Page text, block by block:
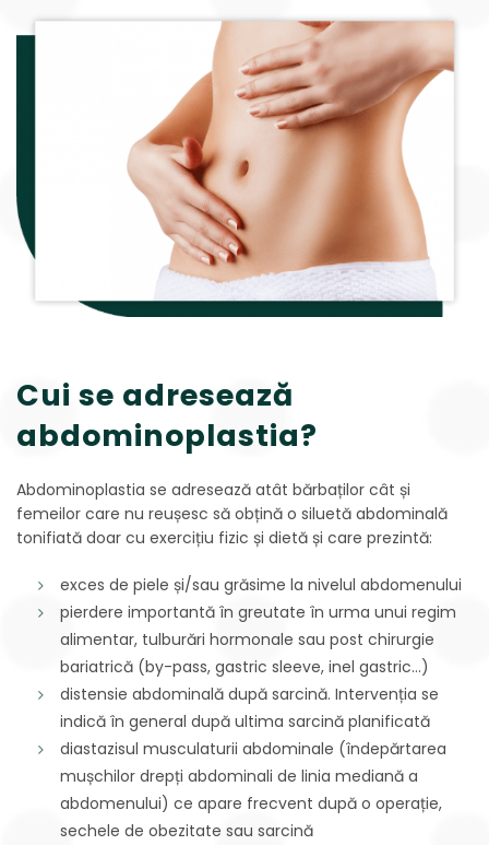
Cui se adresează
abdominoplastia?
Abdominoplastia se adresează atât bărbaților cât și
femeilor care nu reușesc să obțină o siluetă abdominală
tonifiată doar cu exercițiu fizic și dietă și care prezintă:
exces de piele și/sau grăsime la nivelul abdomenului
pierdere importantă în greutate în urma unui regim
alimentar, tulburări hormonale sau post chirurgie
bariatrică (by-pass, gastric sleeve, inel gastric…)
distensie abdominală după sarcină. Intervenția se
indică în general după ultima sarcină planificată
diastazisul musculaturii abdominale (îndepărtarea
mușchilor drepți abdominali de linia mediană a
abdomenului) ce apare frecvent după o operație,
sechele de obezitate sau sarcină